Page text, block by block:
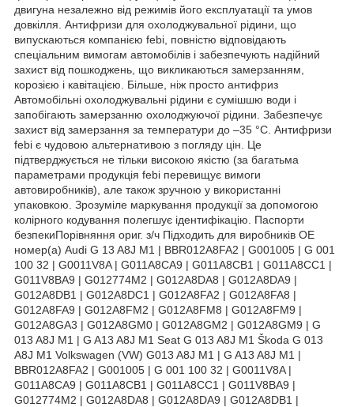
двигуна незалежно від режимів його експлуатації та умов
довкілля. Антифризи для охолоджувальної рідини, що
випускаються компанією febi, повністю відповідають
спеціальним вимогам автомобілів і забезпечують надійний
захист від пошкоджень, що викликаються замерзанням,
корозією і кавітацією. Більше, ніж просто антифриз
Автомобільні охолоджувальні рідини є сумішшю води і
запобігають замерзанню охолоджуючої рідини. Забезпечує
захист від замерзання за температури до –35 °C. Антифризи
febi є чудовою альтернативою з погляду цін. Це
підтверджується не тільки високою якістю (за багатьма
параметрами продукція febi перевищує вимоги
автовиробників), але також зручною у використанні
упаковкою. Зрозуміле маркування продукції за допомогою
колірного кодування полегшує ідентифікацію. Паспорти
безпекиПорівняння ориг. з/ч Підходить для виробників OE
номер(а) Audi G 13 A8J M1 | BBR012A8FA2 | G001005 | G 001
100 32 | G0011V8A | G011A8CA9 | G011A8CB1 | G011A8CC1 |
G011V8BA9 | G012774M2 | G012A8DA8 | G012A8DA9 |
G012A8DB1 | G012A8DC1 | G012A8FA2 | G012A8FA8 |
G012A8FA9 | G012A8FM2 | G012A8FM8 | G012A8FM9 |
G012A8GA3 | G012A8GM0 | G012A8GM2 | G012A8GM9 | G
013 A8J M1 | G A13 A8J M1 Seat G 013 A8J M1 Škoda G 013
A8J M1 Volkswagen (VW) G013 A8J M1 | G A13 A8J M1 |
BBR012A8FA2 | G001005 | G 001 100 32 | G0011V8A |
G011A8CA9 | G011A8CB1 | G011A8CC1 | G011V8BA9 |
G012774M2 | G012A8DA8 | G012A8DA9 | G012A8DB1 |